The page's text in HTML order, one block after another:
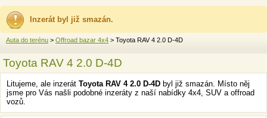
Inzerát byl již smazán.
Auta do terénu > Offroad bazar 4x4 > Toyota RAV 4 2.0 D-4D
Toyota RAV 4 2.0 D-4D
Litujeme, ale inzerát Toyota RAV 4 2.0 D-4D byl již smazán. Místo něj
jsme pro Vás našli podobné inzeráty z naší nabídky 4x4, SUV a offroad
vozů.